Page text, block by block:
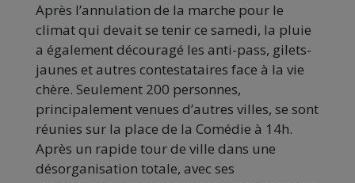
Après l’annulation de la marche pour le
climat qui devait se tenir ce samedi, la pluie
a également découragé les anti-pass, gilets-
jaunes et autres contestataires face à la vie
chère. Seulement 200 personnes,
principalement venues d’autres villes, se sont
réunies sur la place de la Comédie à 14h.
Après un rapide tour de ville dans une
désorganisation totale, avec ses